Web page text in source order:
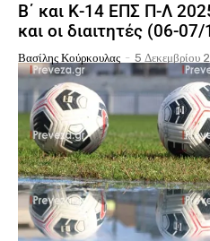
Β΄ και Κ-14 ΕΠΣ Π-Λ
και οι διαιτητές (06-
Βασίλης Κούρκουλας - 5 Δεκεμβρίου